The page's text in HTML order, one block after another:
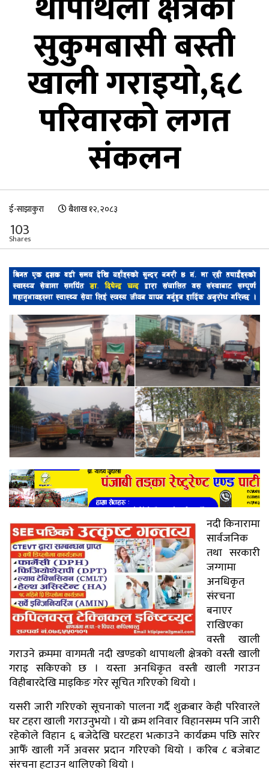
सुकुमबासी बस्ती
खाली गराइयो,६८
परिवारको लगत
संकलन
ई-साझाकुरा बैशाख १२, २०८३
103
Shares
नदी किनारामा
सार्वजनिक
तथा सरकारी
जग्गामा
अनधिकृत
संरचना
बनाएर
राखिएका
वस्ती खाली
गराउने क्रममा वागमती नदी खण्डको थापाथली क्षेत्रको वस्ती खाली
गराइ सकिएको छ । यस्ता अनधिकृत वस्ती खाली गराउन
विहीबारदेखि माइकिङ गरेर सूचित गरिएको थियो ।
यसरी जारी गरिएको सूचनाको पालना गर्दै शुक्रबार केही परिवारले
घर टहरा खाली गराउनुभयो । यो क्रम शनिवार विहानसम्म पनि जारी
रहेकोले विहान ६ बजेदेखि घरटहरा भत्काउने कार्यक्रम पछि सारेर
आफैँ खाली गर्ने अवसर प्रदान गरिएको थियो । करिब ८ बजेबाट
संरचना हटाउन थालिएको थियो ।